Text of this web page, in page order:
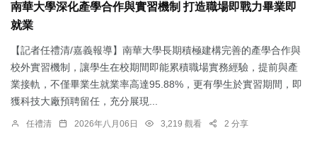
南華大學深化產學合作與實習機制 打造職場即戰力畢業即
就業
【記者任禮清/嘉義報導】南華大學長期積極建構完善的產學合作與
校外實習機制，讓學生在校期間即能累積職場實務經驗，提前與產
業接軌，不僅畢業生就業率高達95.88%，更有學生於實習期間，即
獲科技大廠預聘留任，充分展現...
任禮清 2026年八月06日 3,219 觀看 2 分享